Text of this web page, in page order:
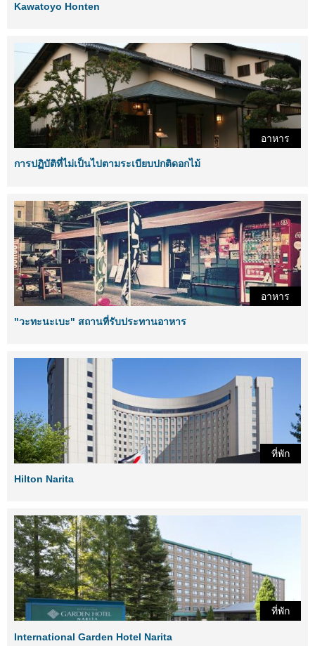
Kawatoyo Honten
อาหาร
การปฏิบัติที่ไม่เป็นไปตามระเบียบปกติดอกไม้
อาหาร
"วะทะนะเบะ" สถานที่รับประทานอาหาร
ที่พัก
Hilton Narita
ที่พัก
International Garden Hotel Narita